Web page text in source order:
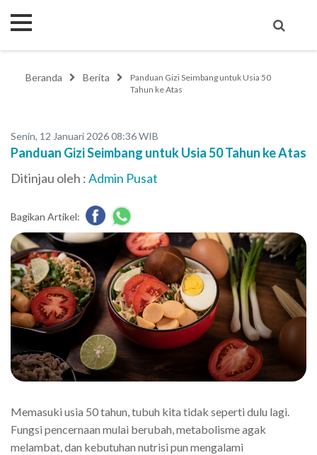
Beranda Berita
Panduan Gizi Seimbang untuk Usia 50
Tahun ke Atas
Senin, 12 Januari 2026 08:36 WIB
Panduan Gizi Seimbang untuk Usia 50 Tahun ke Atas
Ditinjau oleh :Admin Pusat
Bagikan Artikel:
Memasuki usia 50 tahun, tubuh kita tidak seperti dulu lagi.
Fungsi pencernaan mulai berubah, metabolisme agak
melambat, dan kebutuhan nutrisi pun mengalami